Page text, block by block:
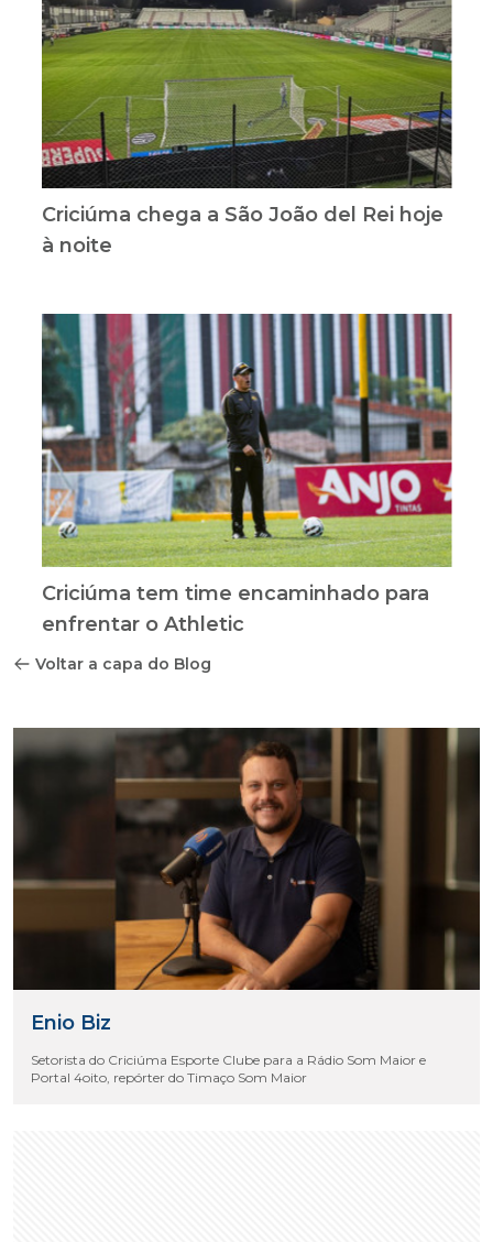
Criciúma chega a São João del Rei hoje
à noite
Criciúma tem time encaminhado para
enfrentar o Athletic
Voltar a capa do Blog
Enio Biz
Setorista do Criciúma Esporte Clube para a Rádio Som Maior e
Portal 4oito, repórter do Timaço Som Maior